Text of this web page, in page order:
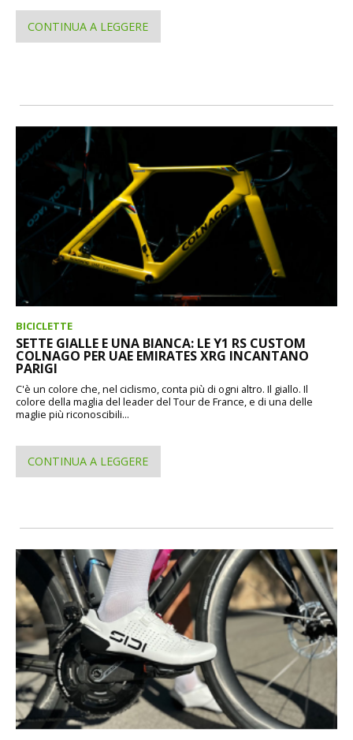
CONTINUA A LEGGERE
BICICLETTE
SETTE GIALLE E UNA BIANCA: LE Y1 RS CUSTOM
COLNAGO PER UAE EMIRATES XRG INCANTANO
PARIGI
C'è un colore che, nel ciclismo, conta più di ogni altro. Il giallo. Il
colore della maglia del leader del Tour de France, e di una delle
maglie più riconoscibili...
CONTINUA A LEGGERE